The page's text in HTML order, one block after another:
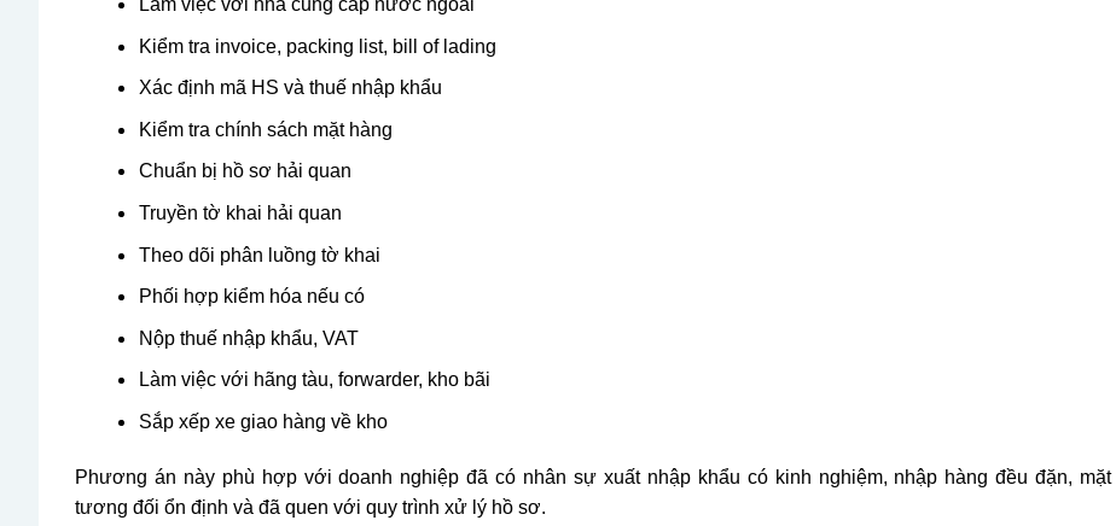
Làm việc với nhà cung cấp nước ngoài
Kiểm tra invoice, packing list, bill of lading
Xác định mã HS và thuế nhập khẩu
Kiểm tra chính sách mặt hàng
Chuẩn bị hồ sơ hải quan
Truyền tờ khai hải quan
Theo dõi phân luồng tờ khai
Phối hợp kiểm hóa nếu có
Nộp thuế nhập khẩu, VAT
Làm việc với hãng tàu, forwarder, kho bãi
Sắp xếp xe giao hàng về kho
Phương án này phù hợp với doanh nghiệp đã có nhân sự xuất nhập khẩu có kinh nghiệm, nhập hàng đều đặn, mặt
tương đối ổn định và đã quen với quy trình xử lý hồ sơ.